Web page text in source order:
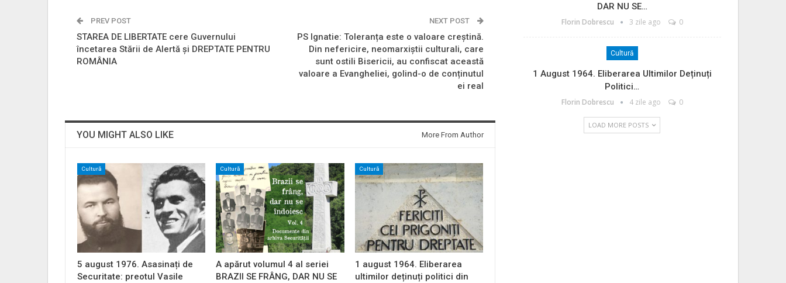
PREV POST
STAREA DE LIBERTATE cere Guvernului
încetarea Stării de Alertă și DREPTATE PENTRU
ROMÂNIA
NEXT POST
PS Ignatie: Toleranța este o valoare creștină.
Din nefericire, neomarxiștii culturali, care
sunt ostili Bisericii, au confiscat această
valoare a Evangheliei, golind-o de conținutul
ei real
YOU MIGHT ALSO LIKE More From Author
Cultură
5 august 1976. Asasinați de
Securitate: preotul Vasile
Cultură
A apărut volumul 4 al seriei
BRAZII SE FRÂNG, DAR NU SE
Cultură
1 august 1964. Eliberarea
ultimilor deținuți politici din
DAR NU SE…
Florin Dobrescu 3 zile ago 0
Cultură
1 August 1964. Eliberarea Ultimilor Deținuți
Politici…
Florin Dobrescu 4 zile ago 0
LOAD MORE POSTS